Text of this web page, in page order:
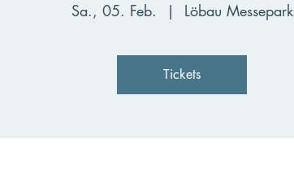
Sa., 05. Feb.
  |
Löbau Messepark
Tickets